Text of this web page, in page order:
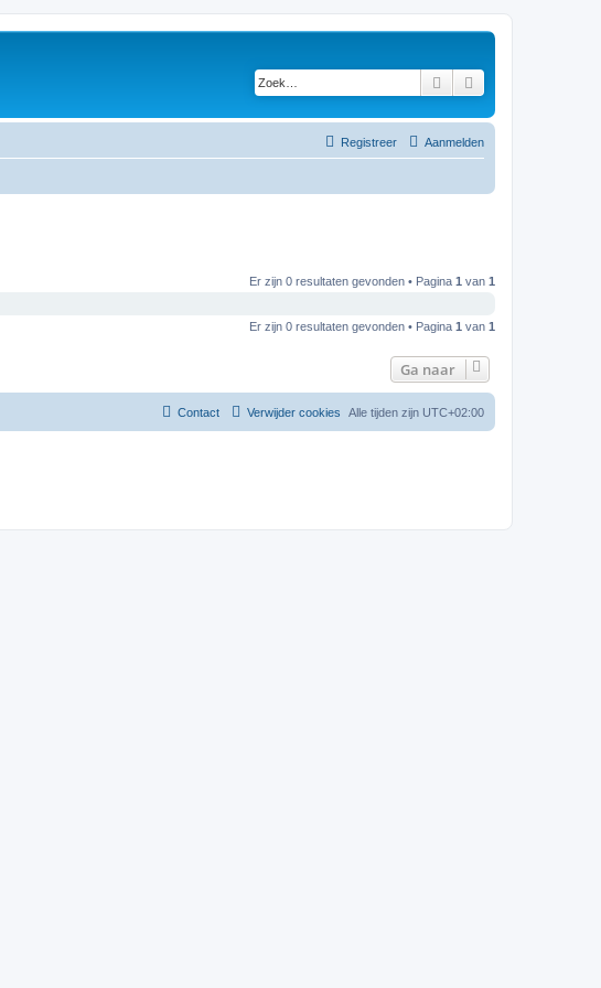
Zoek
Aanmelden
Registreer
Er zijn 0 resultaten gevonden • Pagina 1 van 1
Er zijn 0 resultaten gevonden • Pagina 1 van 1
Ga naar
Alle tijden zijn UTC+02:00
Verwijder cookies
Contact